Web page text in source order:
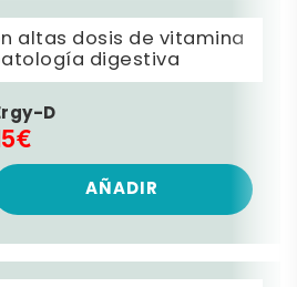
altas dosis de vitamina
digestiva
D
AÑADIR